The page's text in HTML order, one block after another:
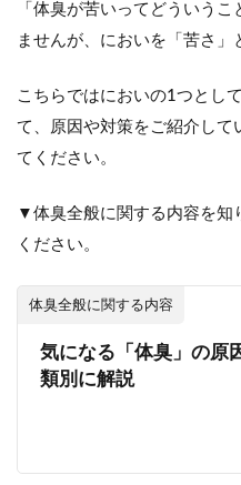
「体臭が苦いってどういう
ませんが、においを「苦さ」
こちらではにおいの1つとし
て、原因や対策をご紹介して
てください。
▼体臭全般に関する内容を知
ください。
体臭全般に関する内容
気になる「体臭」の原
類別に解説